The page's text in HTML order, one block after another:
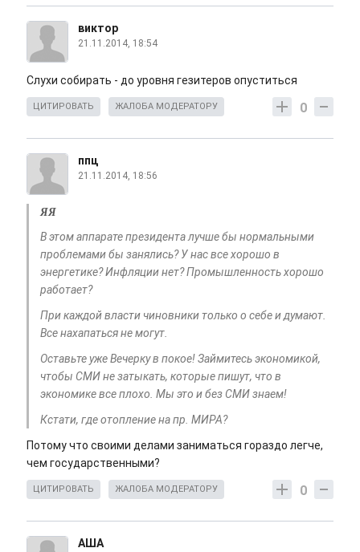
виктор
21.11.2014, 18:54
Слухи собирать - до уровня гезитеров опуститься
0
ЦИТИРОВАТЬ ЖАЛОБА МОДЕРАТОРУ
ппц
21.11.2014, 18:56
ЯЯ
В этом аппарате президента лучше бы нормальными
проблемами бы занялись? У нас все хорошо в
энергетике? Инфляции нет? Промышленность хорошо
работает?
При каждой власти чиновники только о себе и думают.
Все нахапаться не могут.
Оставьте уже Вечерку в покое! Займитесь экономикой,
чтобы СМИ не затыкать, которые пишут, что в
экономике все плохо. Мы это и без СМИ знаем!
Кстати, где отопление на пр. МИРА?
Потому что своими делами заниматься гораздо легче,
чем государственными?
0
ЦИТИРОВАТЬ ЖАЛОБА МОДЕРАТОРУ
АША